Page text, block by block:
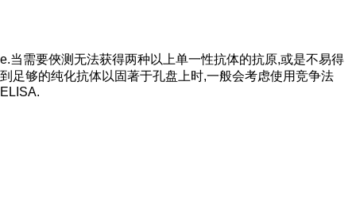
e.当需要俠测无法获得两种以上单一性抗体的抗原,或是不易得
到足够的纯化抗体以固著于孔盘上时,一般会考虑使用竞争法
ELISA.